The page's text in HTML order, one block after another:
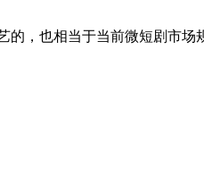
，也相当于当前微短剧市场